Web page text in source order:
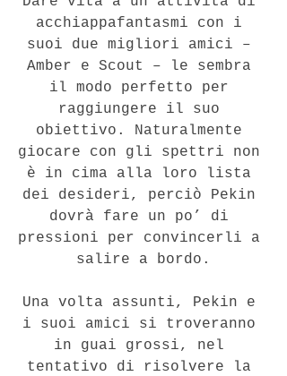
acchiappafantasmi con i
suoi due migliori amici –
Amber e Scout – le sembra
il modo perfetto per
raggiungere il suo
obiettivo. Naturalmente
giocare con gli spettri non
è in cima alla loro lista
dei desideri, perciò Pekin
dovrà fare un po’ di
pressioni per convincerli a
salire a bordo.
Una volta assunti, Pekin e
i suoi amici si troveranno
in guai grossi, nel
tentativo di risolvere la